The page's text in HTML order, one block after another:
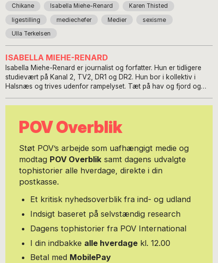
Chikane Isabella Miehe-Renard Karen Thisted
ligestilling mediechefer Medier sexisme
Ulla Terkelsen
ISABELLA MIEHE-RENARD
Isabella Miehe-Renard er journalist og forfatter. Hun er tidligere
studievært på Kanal 2, TV2, DR1 og DR2. Hun bor i kollektiv i
Halsnæs og trives udenfor rampelyset. Tæt på hav og fjord og
POV Overblik
Støt POV’s arbejde som uafhængigt medie og
modtag POV Overblik samt dagens udvalgte
tophistorier alle hverdage, direkte i din
postkasse.
Et kritisk nyhedsoverblik fra ind- og udland
Indsigt baseret på selvstændig research
Dagens tophistorier fra POV International
I din indbakke alle hverdage kl. 12.00
Betal med MobilePay